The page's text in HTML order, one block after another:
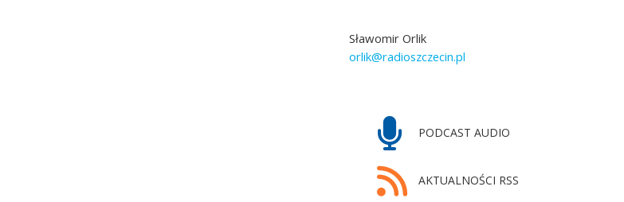
Sławomir Orlik
orlik@radioszczecin.pl
PODCAST AUDIO
AKTUALNOŚCI RSS